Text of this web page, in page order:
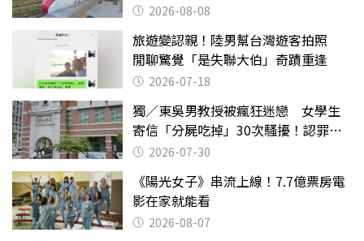
2026-08-08
旅遊變認親！陸男幫台灣遊客拍照
閒聊驚覺「是失聯大伯」奇蹟重逢
2026-07-18
獨／東吳男教授被瘋狂迷戀 女學生
寄信「分屍吃掉」30次騷擾！認罪免
關 2026-07-30
《陽光女子》串流上線！7.7億票房電
影在家就能看
2026-08-07